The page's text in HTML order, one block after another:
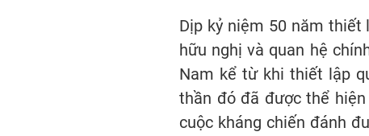
Dịp kỷ niệm 50 năm thiết
hữu nghị và quan hệ
Nam kể từ khi thiết lập
thần đó đã được thể
cuộc kháng chiến đánh